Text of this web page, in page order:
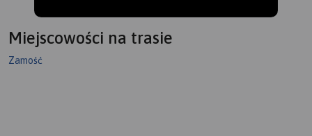
Miejscowości na trasie
Zamość